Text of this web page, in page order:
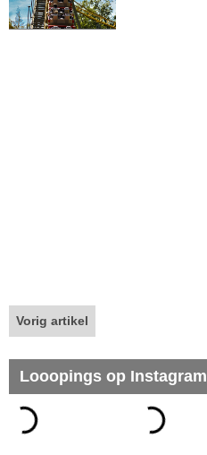
Vorig artikel
Looopings op Instagram